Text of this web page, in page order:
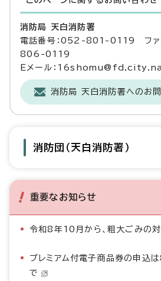
消防局 天白消防署
電話番号：052-801-0119 ファ
806-0119
Eメール：
消防局 天白消防署へのお
消防団（天白消防署）
重要なお知らせ
令和8年10月から、粗大ごみの
プレミアム付電子商品券の申込
で